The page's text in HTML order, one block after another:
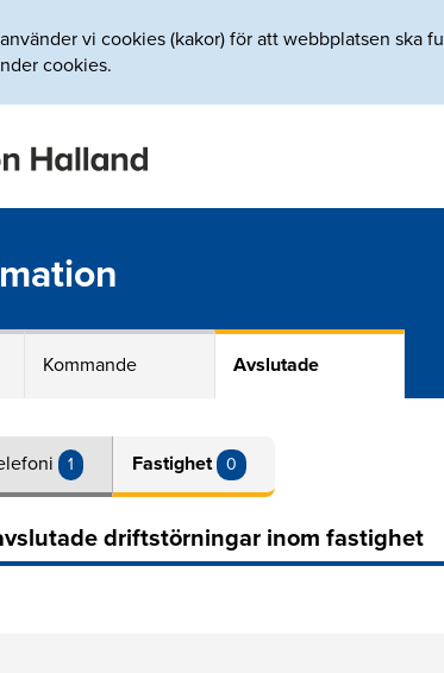
vi cookies (kakor) för att webbplatsen ska
cookies.
Kommande Avslutade
1 Fastighet 0
driftstörningar inom fastighet